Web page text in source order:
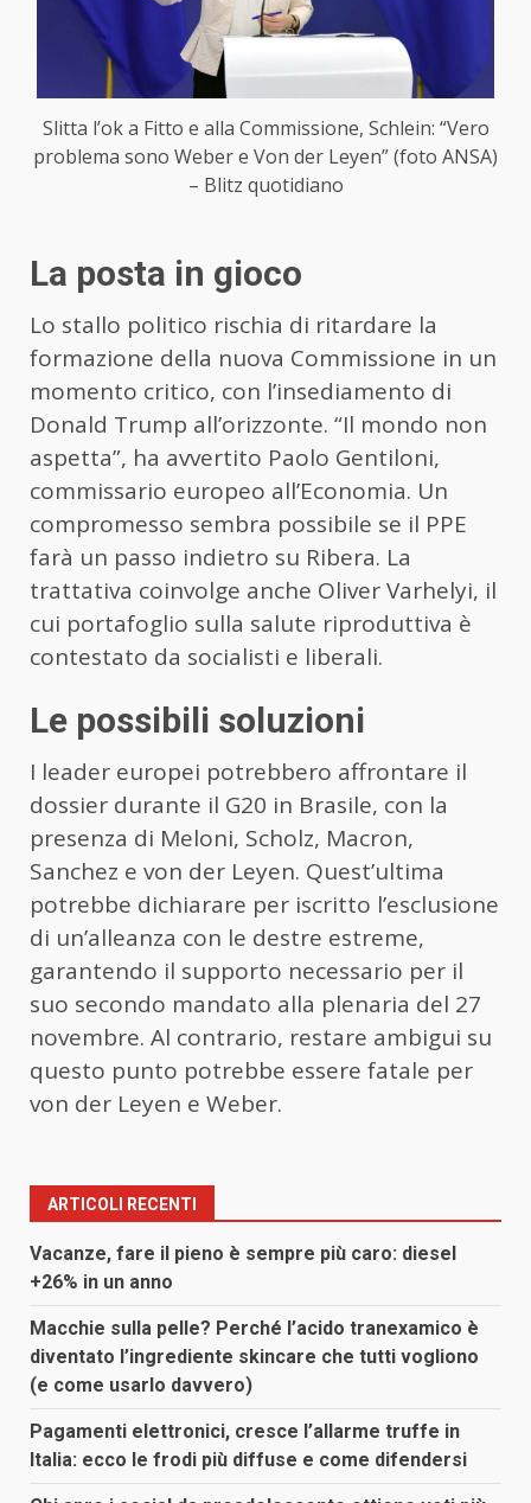
Slitta l’ok a Fitto e alla Commissione, Schlein: “Vero
problema sono Weber e Von der Leyen” (foto ANSA)
– Blitz quotidiano
La posta in gioco
Lo stallo politico rischia di ritardare la
formazione della nuova Commissione in un
momento critico, con l’insediamento di
Donald Trump all’orizzonte. “Il mondo non
aspetta”, ha avvertito Paolo Gentiloni,
commissario europeo all’Economia. Un
compromesso sembra possibile se il PPE
farà un passo indietro su Ribera. La
trattativa coinvolge anche Oliver Varhelyi, il
cui portafoglio sulla salute riproduttiva è
contestato da socialisti e liberali.
Le possibili soluzioni
I leader europei potrebbero affrontare il
dossier durante il G20 in Brasile, con la
presenza di Meloni, Scholz, Macron,
Sanchez e von der Leyen. Quest’ultima
potrebbe dichiarare per iscritto l’esclusione
di un’alleanza con le destre estreme,
garantendo il supporto necessario per il
suo secondo mandato alla plenaria del 27
novembre. Al contrario, restare ambigui su
questo punto potrebbe essere fatale per
von der Leyen e Weber.
ARTICOLI RECENTI
Vacanze, fare il pieno è sempre più caro: diesel
+26% in un anno
Macchie sulla pelle? Perché l’acido tranexamico è
diventato l’ingrediente skincare che tutti vogliono
(e come usarlo davvero)
Pagamenti elettronici, cresce l’allarme truffe in
Italia: ecco le frodi più diffuse e come difendersi